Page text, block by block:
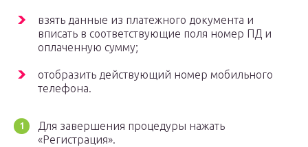
взять данные из платежного документа и
вписать в соответствующие поля номер ПД и
оплаченную сумму;
отобразить действующий номер мобильного
телефона.
Для завершения процедуры нажать
«Регистрация».